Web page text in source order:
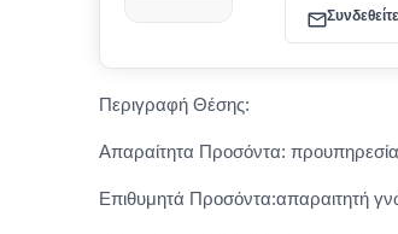
Περιγραφή Θέσης:
Απαραίτητα Προσόντα: προυπηρεσία
Επιθυμητά Προσόντα:απαραιτητή